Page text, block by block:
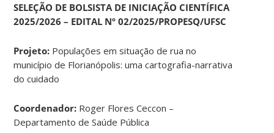
SELEÇÃO DE BOLSISTA DE INICIAÇÃO CIENTÍFICA
2025/2026 – EDITAL Nº 02/2025/PROPESQ/UFSC
Projeto: Populações em situação de rua no
município de Florianópolis: uma cartografia-narrativa
do cuidado
Coordenador: Roger Flores Ceccon –
Departamento de Saúde Pública